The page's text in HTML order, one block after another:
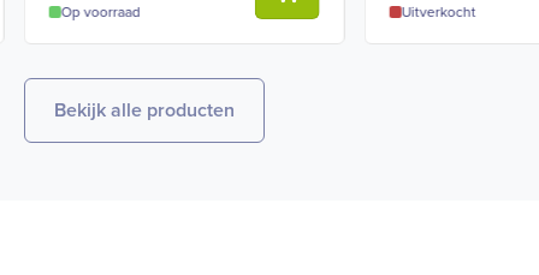
Op voorraad Uitverkocht
Bekijk alle producten